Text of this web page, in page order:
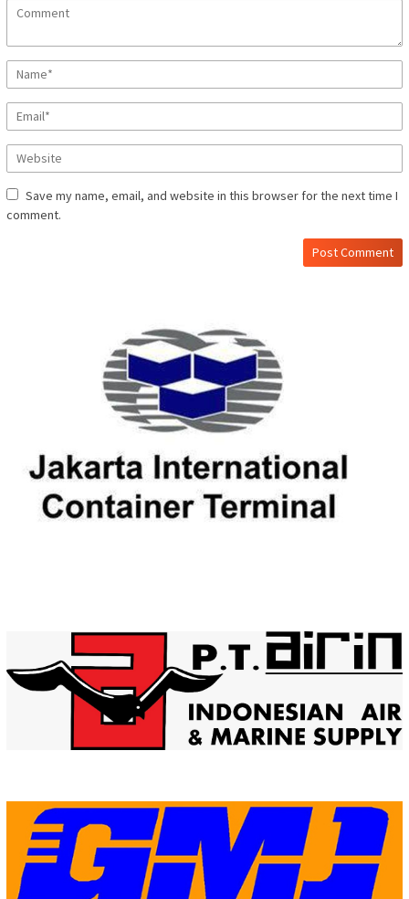
Save my name, email, and website in this browser for the next time I
comment.